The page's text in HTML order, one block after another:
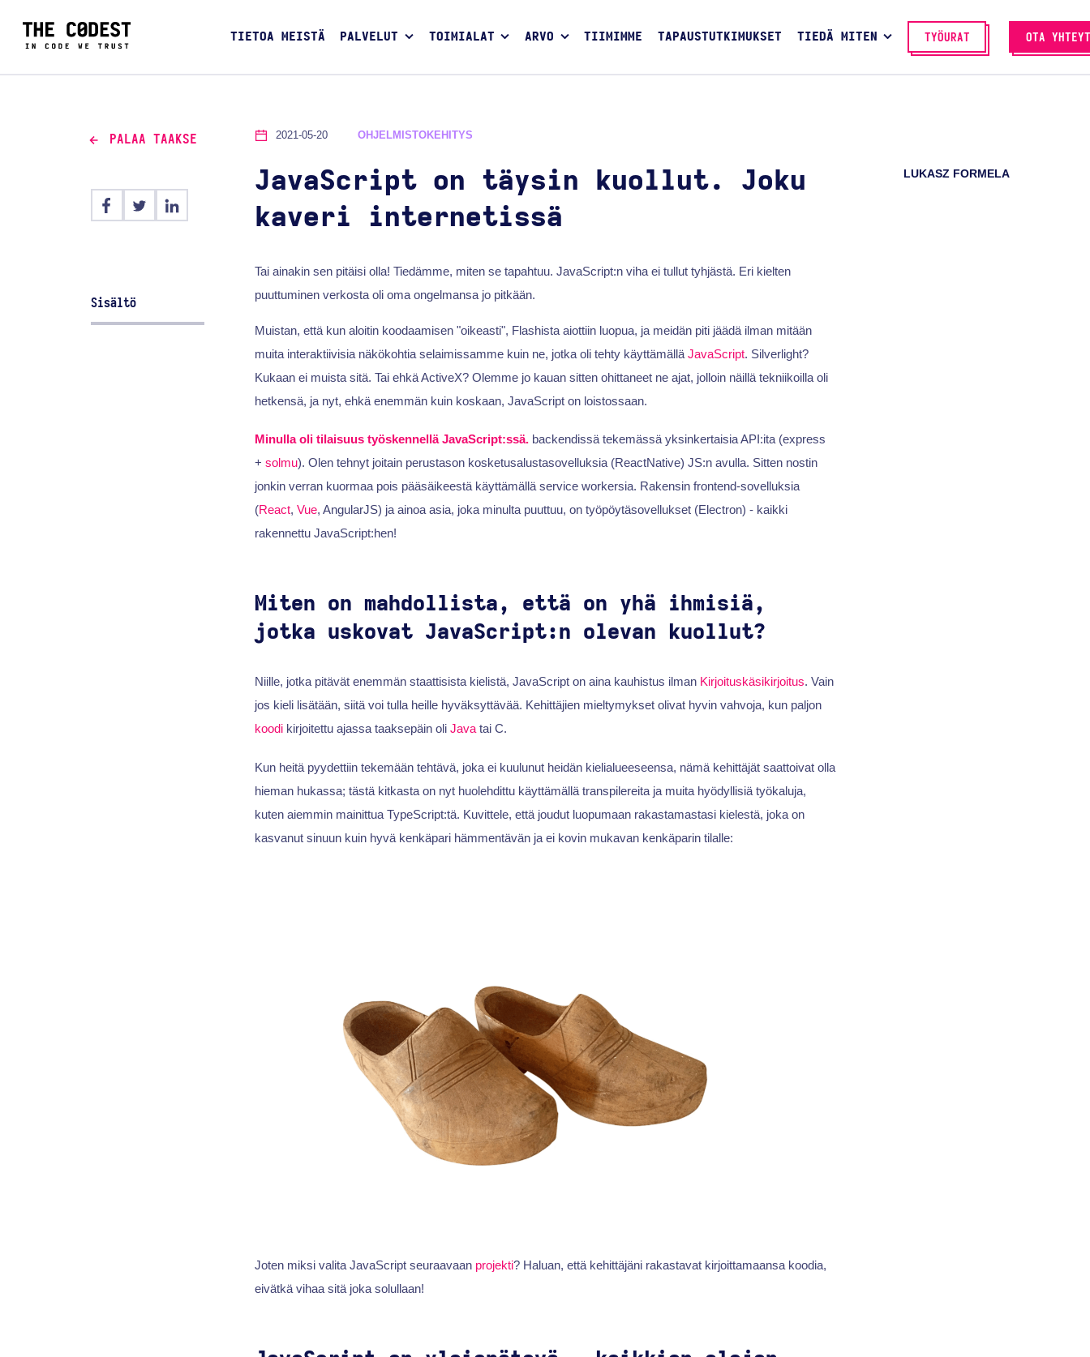
TIETOA MEISTÄ PALVELUT TOIMIALAT ARVO TIIMIMME TAPAUSTUTKIMUKSET TIEDÄ MITEN TYÖURAT OTA
PALAA TAAKSE
Sisältö
2021-05-20 OHJELMISTOKEHITYS
JavaScript on täysin kuollut. Joku
kaveri internetissä
LUKASZ FORMELA
Tai ainakin sen pitäisi olla! Tiedämme, miten se tapahtuu. JavaScript:n viha ei tullut tyhjästä. Eri kielten
puuttuminen verkosta oli oma ongelmansa jo pitkään.
Muistan, että kun aloitin koodaamisen "oikeasti", Flashista aiottiin luopua, ja meidän piti jäädä ilman mitään
muita interaktiivisia näkökohtia selaimissamme kuin ne, jotka oli tehty käyttämällä JavaScript. Silverlight?
Kukaan ei muista sitä. Tai ehkä ActiveX? Olemme jo kauan sitten ohittaneet ne ajat, jolloin näillä tekniikoilla oli
hetkensä, ja nyt, ehkä enemmän kuin koskaan, JavaScript on loistossaan.
Minulla oli tilaisuus työskennellä JavaScript:ssä.backendissä tekemässä yksinkertaisia API:ita (express
+ solmu). Olen tehnyt joitain perustason kosketusalustasovelluksia (ReactNative) JS:n avulla. Sitten nostin
jonkin verran kuormaa pois pääsäikeestä käyttämällä service workersia. Rakensin frontend-sovelluksia
(React, Vue, AngularJS) ja ainoa asia, joka minulta puuttuu, on työpöytäsovellukset (Electron) - kaikki
rakennettu JavaScript:hen!
Miten on mahdollista, että on yhä ihmisiä,
jotka uskovat JavaScript:n olevan kuollut?
Niille, jotka pitävät enemmän staattisista kielistä, JavaScript on aina kauhistus ilman Kirjoituskäsikirjoitus. Vain
jos kieli lisätään, siitä voi tulla heille hyväksyttävää. Kehittäjien mieltymykset olivat hyvin vahvoja, kun paljon
koodikirjoitettu ajassa taaksepäin oli Javatai C.
Kun heitä pyydettiin tekemään tehtävä, joka ei kuulunut heidän kielialueeseensa, nämä kehittäjät saattoivat olla
hieman hukassa; tästä kitkasta on nyt huolehdittu käyttämällä transpilereita ja muita hyödyllisiä työkaluja,
kuten aiemmin mainittua TypeScript:tä. Kuvittele, että joudut luopumaan rakastamastasi kielestä, joka on
kasvanut sinuun kuin hyvä kenkäpari hämmentävän ja ei kovin mukavan kenkäparin tilalle:
Joten miksi valita JavaScript seuraavaan projekti? Haluan, että kehittäjäni rakastavat kirjoittamaansa koodia,
eivätkä vihaa sitä joka solullaan!